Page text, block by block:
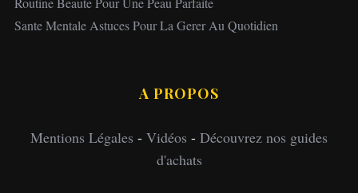
Sante Mentale Astuces Pour La Gerer Au Quotidien
A PROPOS
Mentions Légales - Vidéos - Découvrez nos guides
d'achats